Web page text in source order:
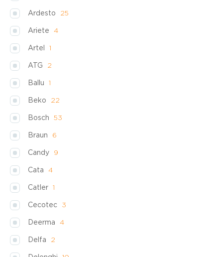
Ardesto 25
Ariete 4
Artel 1
ATG 2
Ballu 1
Beko 22
Bosch 53
Braun 6
Candy 9
Cata 4
Catler 1
Cecotec 3
Deerma 4
Delfa 2